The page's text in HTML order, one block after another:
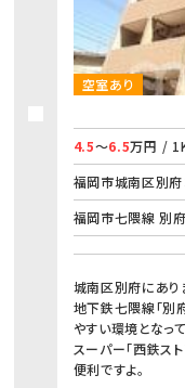
空室あり
4.5～6.5万円 /
福岡市城南区別府
福岡市七隈線 別
城南区別府にあり
地下鉄七隈線「別
やすい環境となっ
スーパー「西鉄ス
便利ですよ。